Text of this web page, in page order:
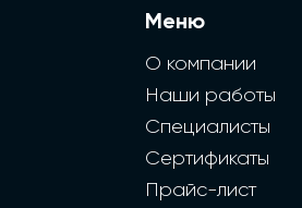
Меню
О компании
Наши работы
Специалисты
Сертификаты
Прайс-лист